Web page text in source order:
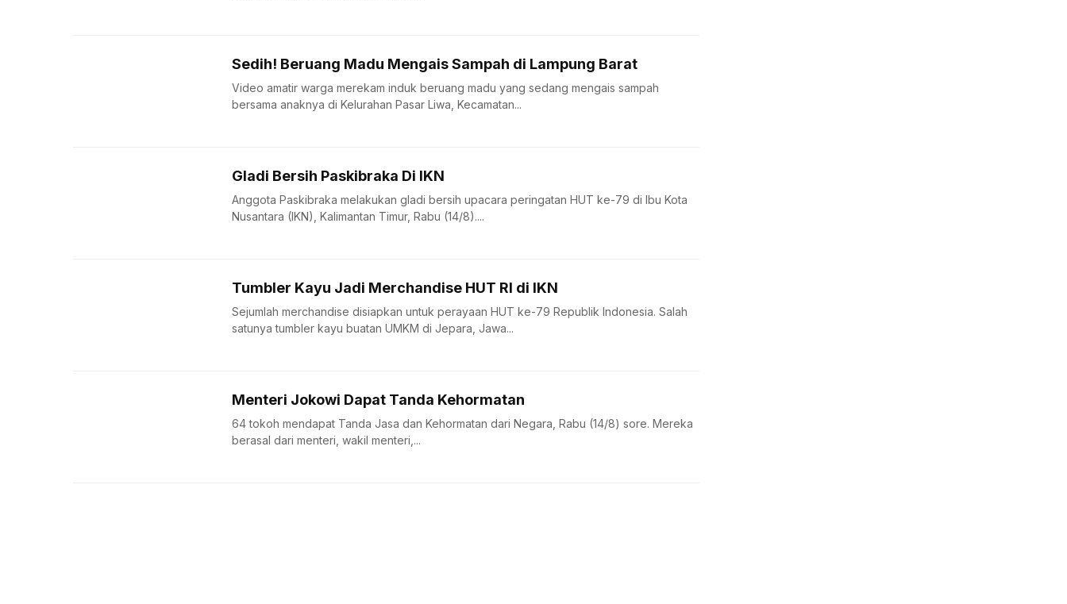
Sedih! Beruang Madu Mengais Sampah di Lampung Barat
Video amatir warga merekam induk beruang madu yang sedang mengais sampah
bersama anaknya di Kelurahan Pasar Liwa, Kecamatan...
Gladi Bersih Paskibraka Di IKN
Anggota Paskibraka melakukan gladi bersih upacara peringatan HUT ke-79 di Ibu Kota
Nusantara (IKN), Kalimantan Timur, Rabu (14/8)....
Tumbler Kayu Jadi Merchandise HUT RI di IKN
Sejumlah merchandise disiapkan untuk perayaan HUT ke-79 Republik Indonesia. Salah
satunya tumbler kayu buatan UMKM di Jepara, Jawa...
Menteri Jokowi Dapat Tanda Kehormatan
64 tokoh mendapat Tanda Jasa dan Kehormatan dari Negara, Rabu (14/8) sore. Mereka
berasal dari menteri, wakil menteri,...